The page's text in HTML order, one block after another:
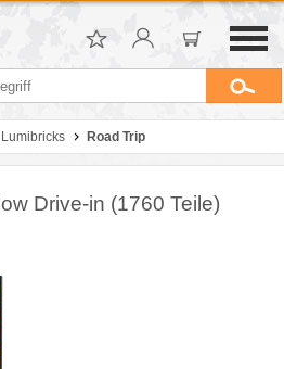
Road Trip
Drive-in (1760 Teile)